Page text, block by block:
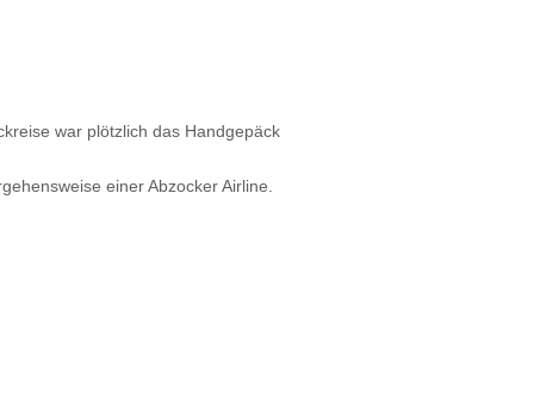
war plötzlich das Handgepäck
einer Abzocker Airline.